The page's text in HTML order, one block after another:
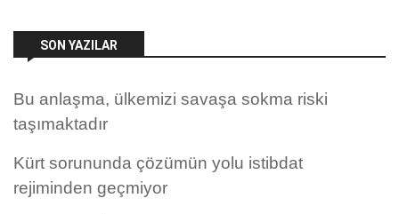
SON YAZILAR
Bu anlaşma, ülkemizi savaşa sokma riski
taşımaktadır
Kürt sorununda çözümün yolu istibdat
rejiminden geçmiyor